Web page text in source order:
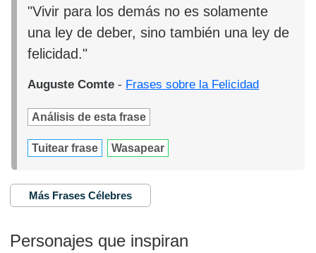
"Vivir para los demás no es solamente
una ley de deber, sino también una ley de
felicidad."
Auguste Comte - Frases sobre la Felicidad
Análisis de esta frase
Tuitear frase Wasapear
Más Frases Célebres
Personajes que inspiran